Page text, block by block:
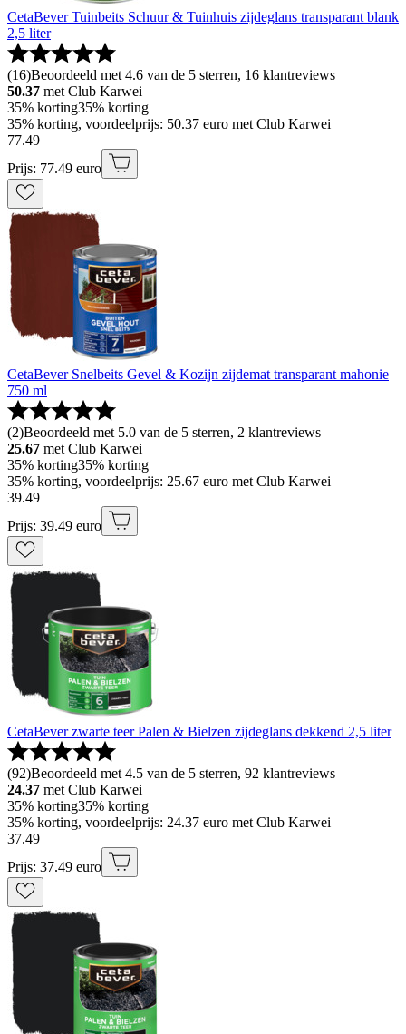
CetaBever Tuinbeits Schuur & Tuinhuis zijdeglans transparant blank
2,5 liter
(16)Beoordeeld met 4.6 van de 5 sterren, 16 klantreviews
50.37 met Club Karwei
35% korting35% korting
35% korting, voordeelprijs: 50.37 euro met Club Karwei
77.49
Prijs: 77.49 euro
CetaBever Snelbeits Gevel & Kozijn zijdemat transparant mahonie
750 ml
(2)Beoordeeld met 5.0 van de 5 sterren, 2 klantreviews
25.67 met Club Karwei
35% korting35% korting
35% korting, voordeelprijs: 25.67 euro met Club Karwei
39.49
Prijs: 39.49 euro
CetaBever zwarte teer Palen & Bielzen zijdeglans dekkend 2,5 liter
(92)Beoordeeld met 4.5 van de 5 sterren, 92 klantreviews
24.37 met Club Karwei
35% korting35% korting
35% korting, voordeelprijs: 24.37 euro met Club Karwei
37.49
Prijs: 37.49 euro